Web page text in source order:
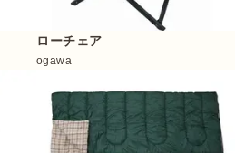
ローチェア
ogawa